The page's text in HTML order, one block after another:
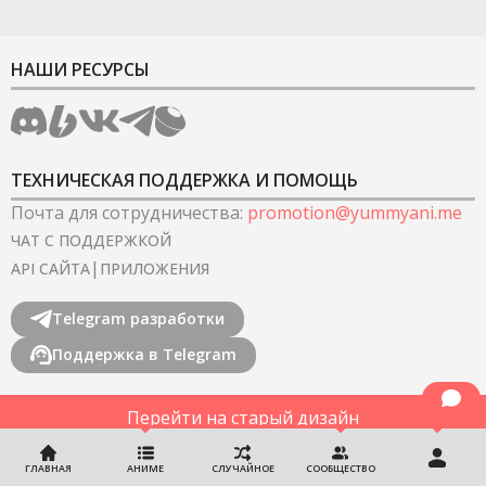
ГЛАВНАЯ АНИМЕ СЛУЧАЙНОЕ СООБЩЕСТВО
НАШИ РЕСУРСЫ
ТЕХНИЧЕСКАЯ ПОДДЕРЖКА И ПОМОЩЬ
Почта для сотрудничества: promotion@yummyani.me
ЧАТ С ПОДДЕРЖКОЙ
API САЙТА| ПРИЛОЖЕНИЯ
Telegram разработки
Поддержка в Telegram
Перейти на старый дизайн
©2022-2026YummyAnime.Все права защищены